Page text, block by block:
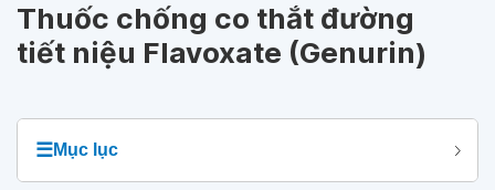
Thuốc chống co thắt đường
tiết niệu Flavoxate (Genurin)
☰Mục lục